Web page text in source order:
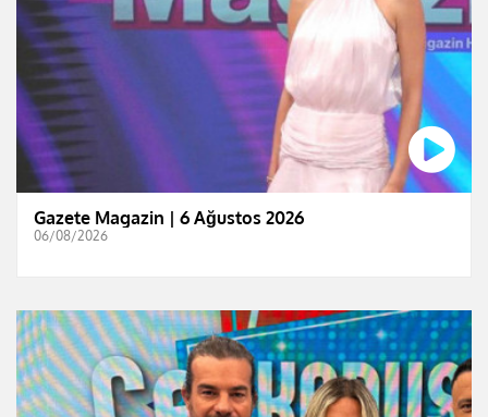
Gazete Magazin | 6 Ağustos 2026
06/08/2026